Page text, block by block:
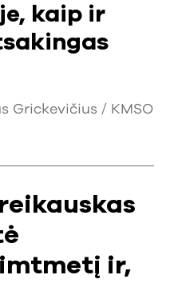
kaip ir
Grickevičius / KMSO
ir,